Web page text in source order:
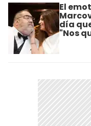
El
día
"Nos